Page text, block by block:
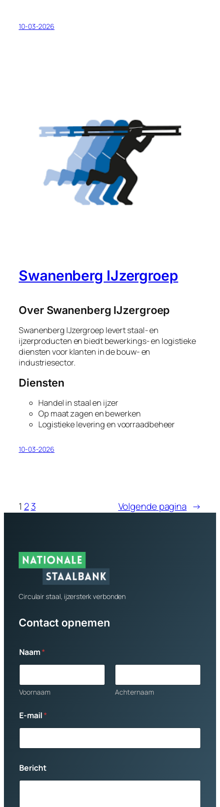
10-03-2026
Swanenberg IJzergroep
Over Swanenberg IJzergroep
Swanenberg IJzergroep levert staal- en
ijzerproducten en biedt bewerkings- en logistieke
diensten voor klanten in de bouw- en
industriesector.
Diensten
Handel in staal en ijzer
Op maat zagen en bewerken
Logistieke levering en voorraadbeheer
10-03-2026
1 2 3 Volgende pagina →
Circulair staal, ijzersterk verbonden
Contact opnemen
Naam*
Voornaam Achternaam
a
a
E
m
a
i
E-mail*
Bericht